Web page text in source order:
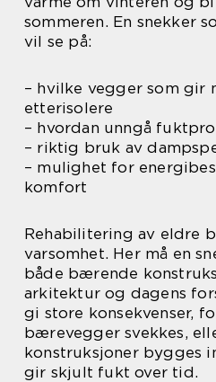
sommeren. En snekker
vil se på:
– hvilke vegger som gir
etterisolere
– hvordan unngå
– riktig bruk av
– mulighet for
komfort
Rehabilitering av eldre
varsomhet. Her må en
både bærende
arkitektur og dagens
gi store konsekvenser,
bærevegger svekkes,
konstruksjoner bygges
gir skjult fukt over tid.